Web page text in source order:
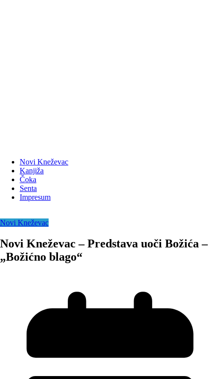
Novi Kneževac
Kanjiža
Čoka
Senta
Impresum
Novi Kneževac
Novi Kneževac – Predstava uoči Božića –
„Božićno blago“